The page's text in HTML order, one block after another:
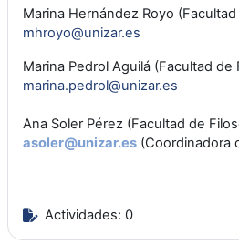
Marina Hernández Royo
mhroyo@unizar.es
Marina Pedrol Aguilá (Facultad de
marina.pedrol@unizar.es
Ana Soler Pérez (Facultad de
asoler@unizar.es (Coordinadora
Actividades: 0